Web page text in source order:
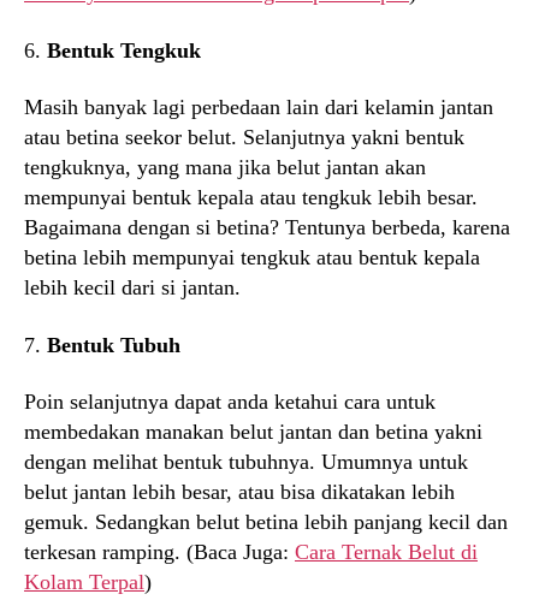
6. Bentuk Tengkuk
Masih banyak lagi perbedaan lain dari kelamin jantan
atau betina seekor belut. Selanjutnya yakni bentuk
tengkuknya, yang mana jika belut jantan akan
mempunyai bentuk kepala atau tengkuk lebih besar.
Bagaimana dengan si betina? Tentunya berbeda, karena
betina lebih mempunyai tengkuk atau bentuk kepala
lebih kecil dari si jantan.
7. Bentuk Tubuh
Poin selanjutnya dapat anda ketahui cara untuk
membedakan manakan belut jantan dan betina yakni
dengan melihat bentuk tubuhnya. Umumnya untuk
belut jantan lebih besar, atau bisa dikatakan lebih
gemuk. Sedangkan belut betina lebih panjang kecil dan
terkesan ramping. (Baca Juga: Cara Ternak Belut di
Kolam Terpal)